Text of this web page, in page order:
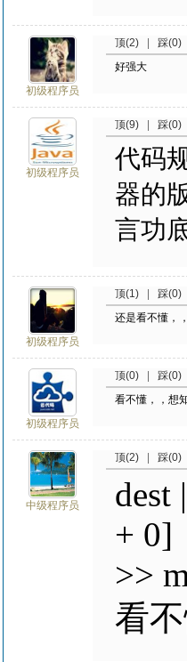
初级程序员
顶(2) 踩(0)
好强大
初级程序员
顶(9) 踩(0)
代码
器的
言功
初级程序员
顶(1) 踩(0)
还是看不懂，
初级程序员
顶(0) 踩(0)
看不懂，，想
中级程序员
顶(2) 踩(0)
dest
+ 0]
>>
看